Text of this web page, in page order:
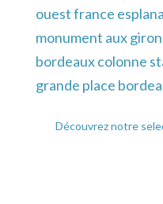
ouest france
monument aux
bordeaux colonne
grande place
Découvrez notre